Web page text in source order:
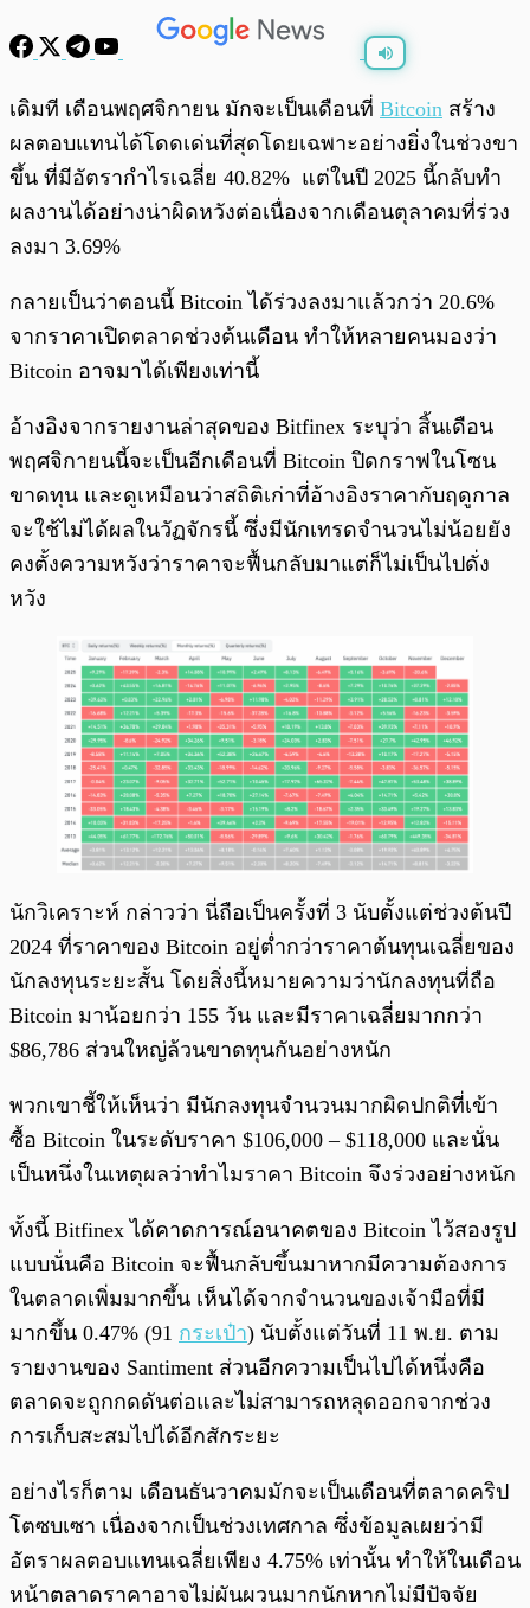
พร้อมเล่น 0:00
เดิมที เดือนพฤศจิกายน มักจะเป็นเดือนที่ Bitcoin สร้าง
ผลตอบแทนได้โดดเด่นที่สุดโดยเฉพาะอย่างยิ่งในช่วงขา
ขึ้น ที่มีอัตรากำไรเฉลี่ย 40.82% แต่ในปี 2025 นี้กลับทำ
ผลงานได้อย่างน่าผิดหวังต่อเนื่องจากเดือนตุลาคมที่ร่วง
ลงมา 3.69%
กลายเป็นว่าตอนนี้ Bitcoin ได้ร่วงลงมาแล้วกว่า 20.6%
จากราคาเปิดตลาดช่วงต้นเดือน ทำให้หลายคนมองว่า
Bitcoin อาจมาได้เพียงเท่านี้
อ้างอิงจากรายงานล่าสุดของ Bitfinex ระบุว่า สิ้นเดือน
พฤศจิกายนนี้จะเป็นอีกเดือนที่ Bitcoin ปิดกราฟในโซน
ขาดทุน และดูเหมือนว่าสถิติเก่าที่อ้างอิงราคากับฤดูกาล
จะใช้ไม่ได้ผลในวัฏจักรนี้ ซึ่งมีนักเทรดจำนวนไม่น้อยยัง
คงตั้งความหวังว่าราคาจะฟื้นกลับมาแต่ก็ไม่เป็นไปดั่ง
หวัง
นักวิเคราะห์ กล่าวว่า นี่ถือเป็นครั้งที่ 3 นับตั้งแต่ช่วงต้นปี
2024 ที่ราคาของ Bitcoin อยู่ต่ำกว่าราคาต้นทุนเฉลี่ยของ
นักลงทุนระยะสั้น โดยสิ่งนี้หมายความว่านักลงทุนที่ถือ
Bitcoin มาน้อยกว่า 155 วัน และมีราคาเฉลี่ยมากกว่า
$86,786 ส่วนใหญ่ล้วนขาดทุนกันอย่างหนัก
พวกเขาชี้ให้เห็นว่า มีนักลงทุนจำนวนมากผิดปกติที่เข้า
ซื้อ Bitcoin ในระดับราคา $106,000 – $118,000 และนั่น
เป็นหนึ่งในเหตุผลว่าทำไมราคา Bitcoin จึงร่วงอย่างหนัก
ทั้งนี้ Bitfinex ได้คาดการณ์อนาคตของ Bitcoin ไว้สองรูป
แบบนั่นคือ Bitcoin จะฟื้นกลับขึ้นมาหากมีความต้องการ
ในตลาดเพิ่มมากขึ้น เห็นได้จากจำนวนของเจ้ามือที่มี
มากขึ้น 0.47% (91 กระเป๋า) นับตั้งแต่วันที่ 11 พ.ย. ตาม
รายงานของ Santiment ส่วนอีกความเป็นไปได้หนึ่งคือ
ตลาดจะถูกกดดันต่อและไม่สามารถหลุดออกจากช่วง
การเก็บสะสมไปได้อีกสักระยะ
อย่างไรก็ตาม เดือนธันวาคมมักจะเป็นเดือนที่ตลาดคริป
โตซบเซา เนื่องจากเป็นช่วงเทศกาล ซึ่งข้อมูลเผยว่ามี
อัตราผลตอบแทนเฉลี่ยเพียง 4.75% เท่านั้น ทำให้ในเดือน
หน้าตลาดราคาอาจไม่ผันผวนมากนักหากไม่มีปัจจัย